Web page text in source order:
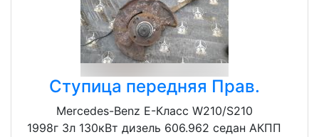
Ступица передняя Прав.
Mercedes-Benz E-Класс W210/S210
1998г 3л 130кВт дизель 606.962 седан АКПП